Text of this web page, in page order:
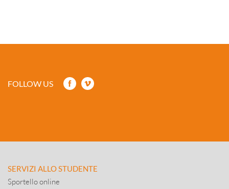
FOLLOW US
SERVIZI ALLO STUDENTE
Sportello online